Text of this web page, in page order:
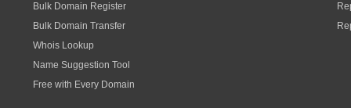
Bulk Domain Register
Bulk Domain Transfer
Whois Lookup
Name Suggestion Tool
Free with Every Domain